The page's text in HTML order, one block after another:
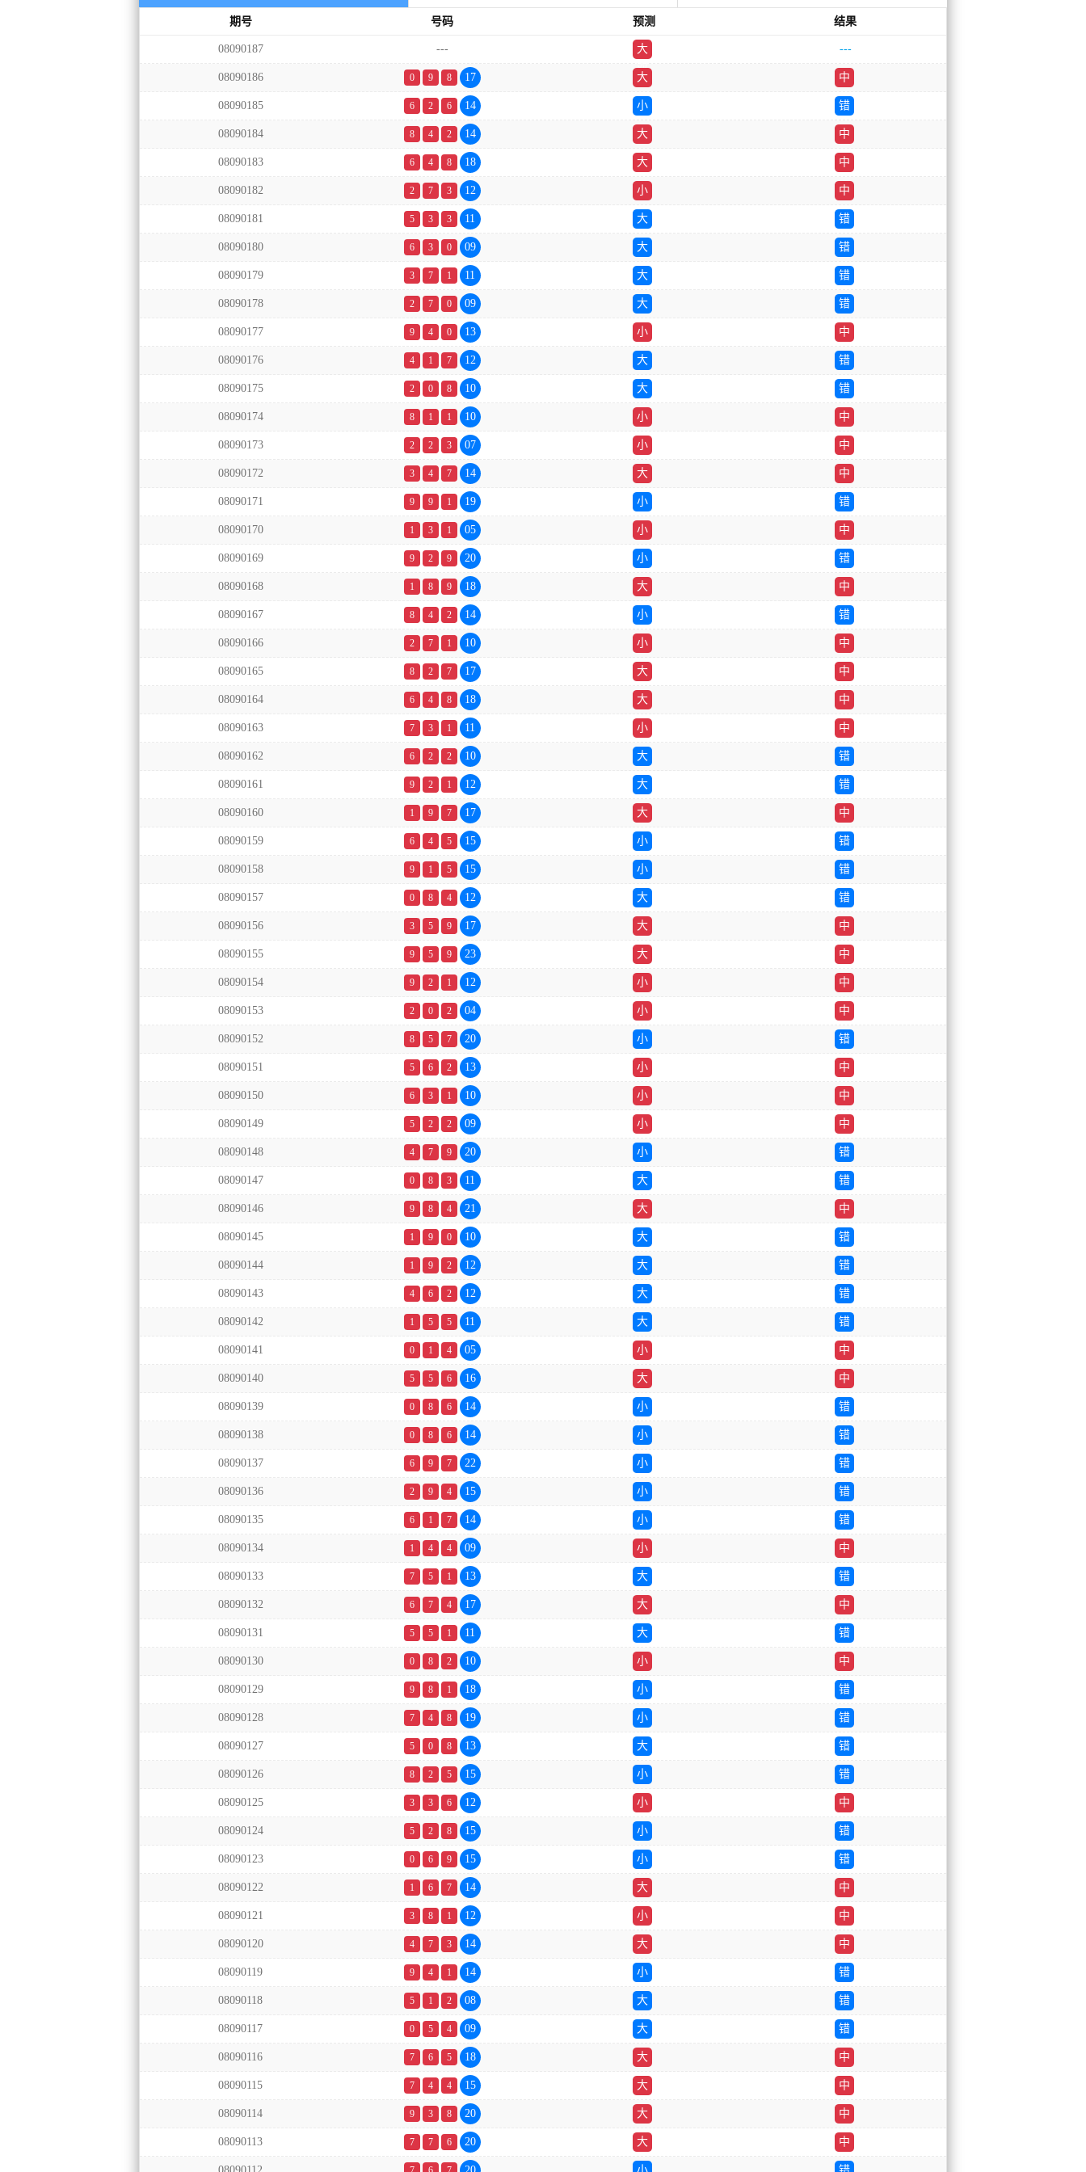
期号 号码 预测 结果
08090187 ---
大
双
---
08090186 0 9 8 17 大 中
08090185 6 2 6 14 小 错
08090184 8 4 2 14 大 中
08090183 6 4 8 18 大 中
08090182 2 7 3 12 小 中
08090181 5 3 3 11 大 错
08090180 6 3 0 09 大 错
08090179 3 7 1 11 大 错
08090178 2 7 0 09 大 错
08090177 9 4 0 13 小 中
08090176 4 1 7 12 大 错
08090175 2 0 8 10 大 错
08090174 8 1 1 10 小 中
08090173 2 2 3 07 小 中
08090172 3 4 7 14 大 中
08090171 9 9 1 19 小 错
08090170 1 3 1 05 小 中
08090169 9 2 9 20 小 错
08090168 1 8 9 18 大 中
08090167 8 4 2 14 小 错
08090166 2 7 1 10 小 中
08090165 8 2 7 17 大 中
08090164 6 4 8 18 大 中
08090163 7 3 1 11 小 中
08090162 6 2 2 10 大 错
08090161 9 2 1 12 大 错
08090160 1 9 7 17 大 中
08090159 6 4 5 15 小 错
08090158 9 1 5 15 小 错
08090157 0 8 4 12 大 错
08090156 3 5 9 17 大 中
08090155 9 5 9 23 大 中
08090154 9 2 1 12 小 中
08090153 2 0 2 04 小 中
08090152 8 5 7 20 小 错
08090151 5 6 2 13 小 中
08090150 6 3 1 10 小 中
08090149 5 2 2 09 小 中
08090148 4 7 9 20 小 错
08090147 0 8 3 11 大 错
08090146 9 8 4 21 大 中
08090145 1 9 0 10 大 错
08090144 1 9 2 12 大 错
08090143 4 6 2 12 大 错
08090142 1 5 5 11 大 错
08090141 0 1 4 05 小 中
08090140 5 5 6 16 大 中
08090139 0 8 6 14 小 错
08090138 0 8 6 14 小 错
08090137 6 9 7 22 小 错
08090136 2 9 4 15 小 错
08090135 6 1 7 14 小 错
08090134 1 4 4 09 小 中
08090133 7 5 1 13 大 错
08090132 6 7 4 17 大 中
08090131 5 5 1 11 大 错
08090130 0 8 2 10 小 中
08090129 9 8 1 18 小 错
08090128 7 4 8 19 小 错
08090127 5 0 8 13 大 错
08090126 8 2 5 15 小 错
08090125 3 3 6 12 小 中
08090124 5 2 8 15 小 错
08090123 0 6 9 15 小 错
08090122 1 6 7 14 大 中
08090121 3 8 1 12 小 中
08090120 4 7 3 14 大 中
08090119 9 4 1 14 小 错
08090118 5 1 2 08 大 错
08090117 0 5 4 09 大 错
08090116 7 6 5 18 大 中
08090115 7 4 4 15 大 中
08090114 9 3 8 20 大 中
08090113 7 7 6 20 大 中